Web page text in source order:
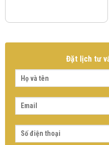
Đặt lịch tư